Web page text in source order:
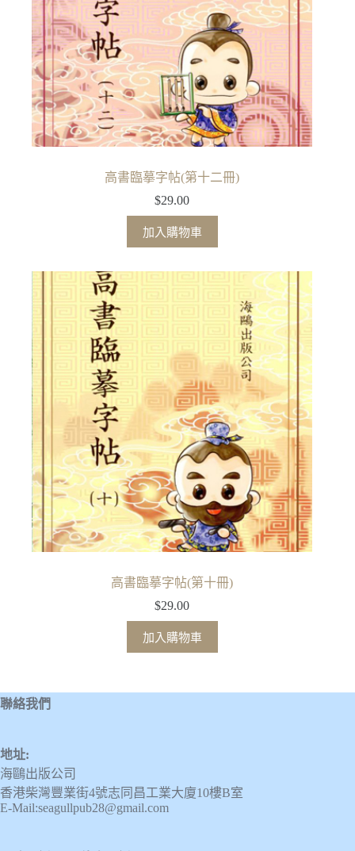
高書臨摹字帖(第十二冊)
$29.00
加入購物車
高書臨摹字帖(第十冊)
$29.00
加入購物車
聯絡我們
地址:
海鷗出版公司
香港柴灣豐業街4號志同昌工業大廈10樓B室
E-Mail:seagullpub28@gmail.com